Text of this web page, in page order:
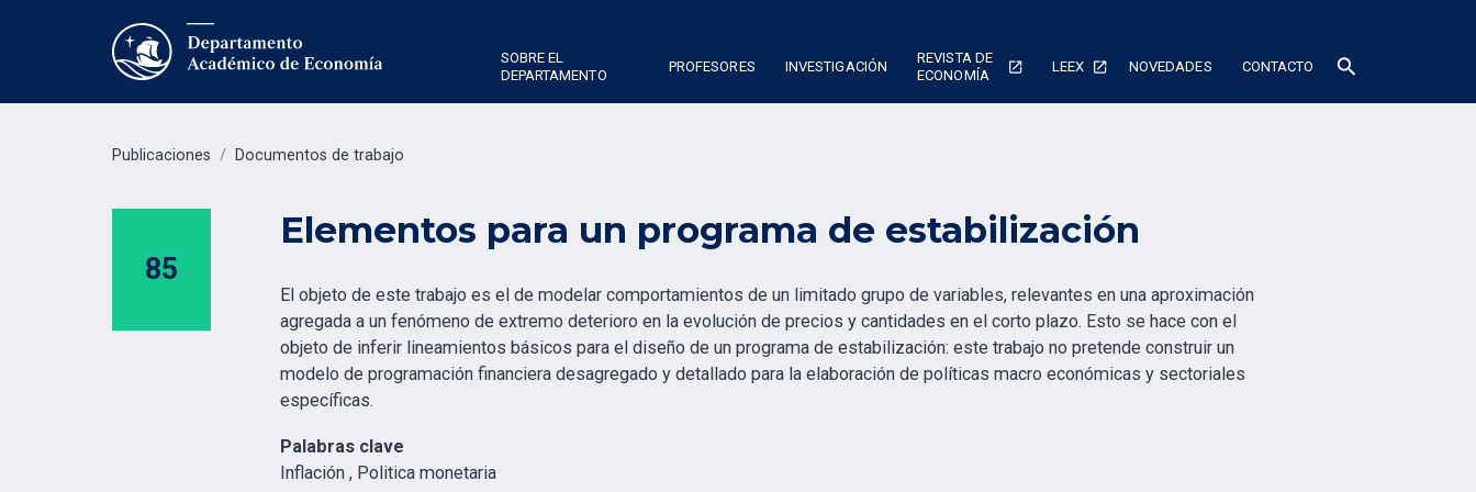
SOBRE EL
DEPARTAMENTO
PROFESORES INVESTIGACIÓN
REVISTA DE
ECONOMÍA
LEEX NOVEDADES CONTACTO search
Publicaciones / Documentos de trabajo
85
Elementos para un programa de estabilización
El objeto de este trabajo es el de modelar comportamientos de un limitado grupo de variables, relevantes en una aproximación
agregada a un fenómeno de extremo deterioro en la evolución de precios y cantidades en el corto plazo. Esto se hace con el
objeto de inferir lineamientos básicos para el diseño de un programa de estabilización: este trabajo no pretende construir un
modelo de programación financiera desagregado y detallado para la elaboración de políticas macro económicas y sectoriales
específicas.
Palabras clave
Inflación , Politica monetaria